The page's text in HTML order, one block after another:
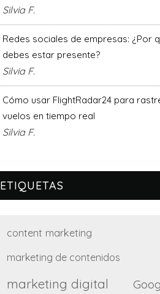
Silvia F.
Redes sociales de empresas: ¿Por
debes estar presente?
Silvia F.
Cómo usar FlightRadar24 para
vuelos en tiempo real
Silvia F.
ETIQUETAS
content marketing
marketing de contenidos
marketing digital